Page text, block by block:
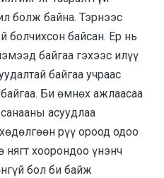
болж байна. Тэрнээс
болчихсон байсан. Ер нь
байгаа гэхээс илүү
байгаа учраас
Би өмнөх ажлаасаа
асуудлаа
рүү ороод одоо
нягт хоорондоо үнэнч
бол би байж